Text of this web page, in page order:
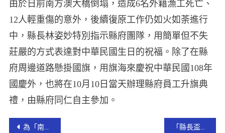
由於日前南方澳大橋倒塌，造成6名外籍漁工死亡、
12人輕重傷的意外，後續復原工作仍如火如荼進行
中，縣長林姿妙特別指示縣府團隊，用簡單但不失
莊嚴的方式表達對中華民國生日的祝福。除了在縣
府周邊道路懸掛國旗，用旗海來慶祝中華民國108年
國慶外，也將在10月10日當天辦理縣府員工升旗典
禮，由縣府同仁自主參加。
為「南方澳斷橋事件」祈福 慈濟志工與學生溫暖罹難者家屬心靈